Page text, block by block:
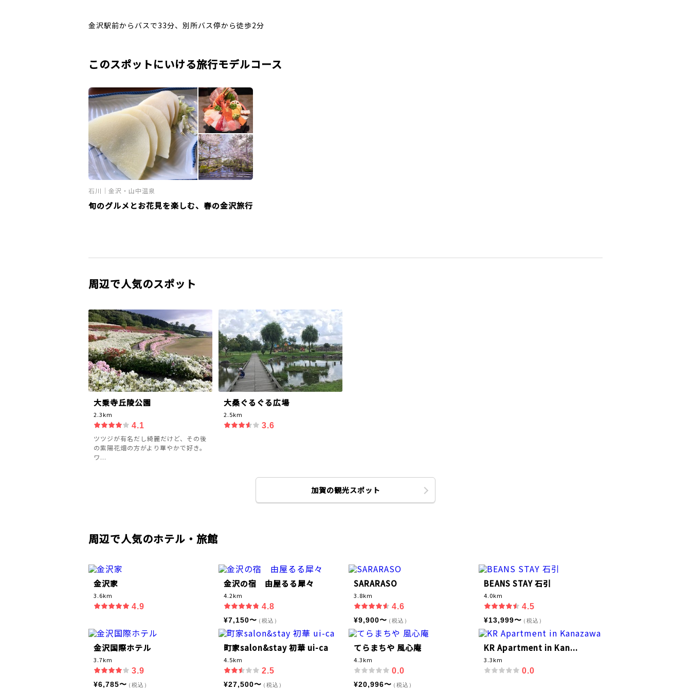
金沢駅前からバスで33分、別所バス停から徒歩2分
このスポットにいける旅行モデルコース
石川｜金沢・山中温泉
旬のグルメとお花見を楽しむ、春の金沢旅行
周辺で人気のスポット
大乗寺丘陵公園
2.3km
4.1
ツツジが有名だし綺麗だけど、その後
の紫陽花畑の方がより華やかで好き。
ワ...
大桑ぐるぐる広場
2.5km
3.6
加賀の観光スポット
周辺で人気のホテル・旅館
金沢家
3.6km
4.9
金沢の宿 由屋るる犀々
4.2km
4.8
¥7,150〜（税込）
SARARASO
3.8km
4.6
¥9,900〜（税込）
BEANS STAY 石引
4.0km
4.5
¥13,999〜（税込）
金沢国際ホテル
3.7km
3.9
¥6,785〜（税込）
町家salon&stay 初華 ui-ca
4.5km
2.5
¥27,500〜（税込）
てらまちや 風心庵
4.3km
0.0
¥20,996〜（税込）
KR Apartment in Kan...
3.3km
0.0